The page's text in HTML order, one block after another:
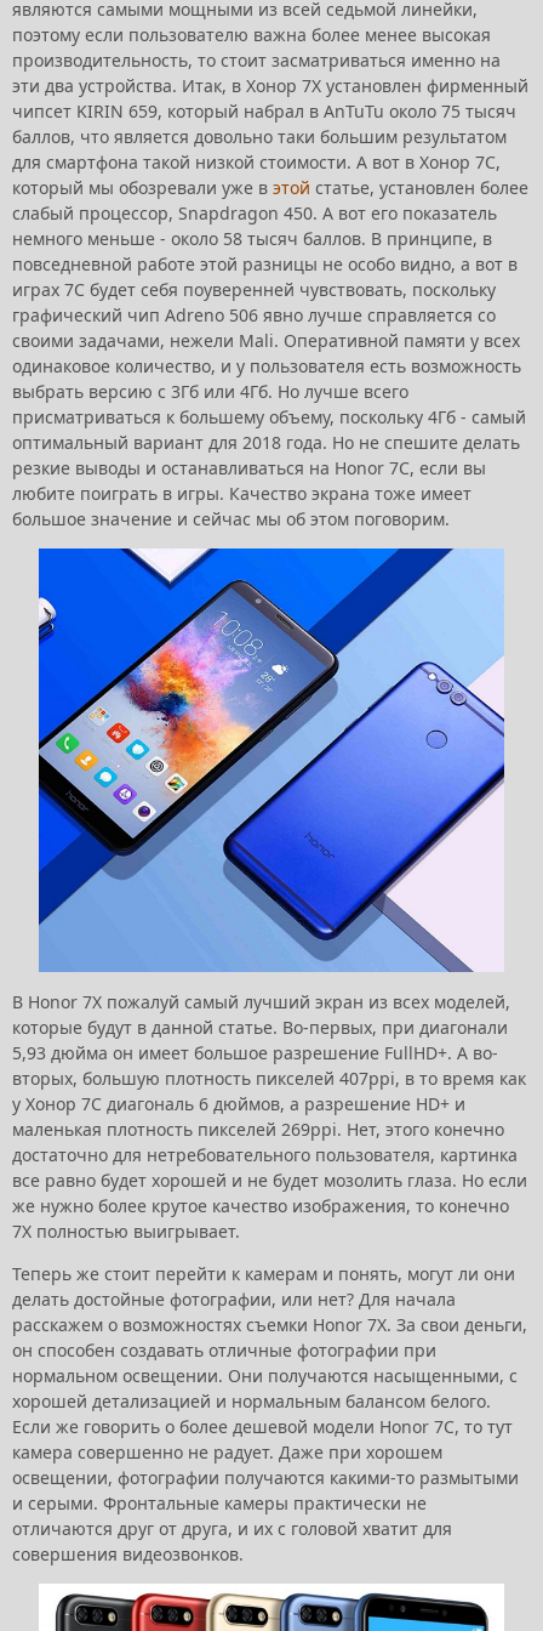
являются самыми мощными из всей седьмой линейки,
поэтому если пользователю важна более менее высокая
производительность, то стоит засматриваться именно на
эти два устройства. Итак, в Хонор 7Х установлен фирменный
чипсет KIRIN 659, который набрал в AnTuTu около 75 тысяч
баллов, что является довольно таки большим результатом
для смартфона такой низкой стоимости. А вот в Хонор 7С,
который мы обозревали уже в этой статье, установлен более
слабый процессор, Snapdragon 450. А вот его показатель
немного меньше - около 58 тысяч баллов. В принципе, в
повседневной работе этой разницы не особо видно, а вот в
играх 7С будет себя поуверенней чувствовать, поскольку
графический чип Adreno 506 явно лучше справляется со
своими задачами, нежели Mali. Оперативной памяти у всех
одинаковое количество, и у пользователя есть возможность
выбрать версию с 3Гб или 4Гб. Но лучше всего
присматриваться к большему объему, поскольку 4Гб - самый
оптимальный вариант для 2018 года. Но не спешите делать
резкие выводы и останавливаться на Honor 7C, если вы
любите поиграть в игры. Качество экрана тоже имеет
большое значение и сейчас мы об этом поговорим.
В Honor 7X пожалуй самый лучший экран из всех моделей,
которые будут в данной статье. Во-первых, при диагонали
5,93 дюйма он имеет большое разрешение FullHD+. А во-
вторых, большую плотность пикселей 407ppi, в то время как
у Хонор 7С диагональ 6 дюймов, а разрешение HD+ и
маленькая плотность пикселей 269ppi. Нет, этого конечно
достаточно для нетребовательного пользователя, картинка
все равно будет хорошей и не будет мозолить глаза. Но если
же нужно более крутое качество изображения, то конечно
7Х полностью выигрывает.
Теперь же стоит перейти к камерам и понять, могут ли они
делать достойные фотографии, или нет? Для начала
расскажем о возможностях съемки Honor 7X. За свои деньги,
он способен создавать отличные фотографии при
нормальном освещении. Они получаются насыщенными, с
хорошей детализацией и нормальным балансом белого.
Если же говорить о более дешевой модели Honor 7C, то тут
камера совершенно не радует. Даже при хорошем
освещении, фотографии получаются какими-то размытыми
и серыми. Фронтальные камеры практически не
отличаются друг от друга, и их с головой хватит для
совершения видеозвонков.